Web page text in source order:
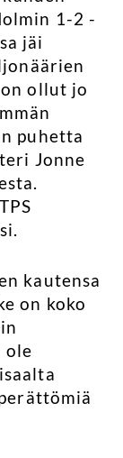
1-2 -
jäi
ollut jo
puhetta
Jonne
kautensa
on koko
ole